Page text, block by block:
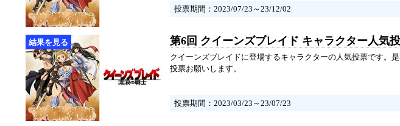
投票期間：2023/07/23～23/12/02
第6回 クイーンズブレイド キャラクター人気
クイーンズブレイドに登場するキャラクターの人気投票です。
投票お願いします。
投票期間：2023/03/23～23/07/23